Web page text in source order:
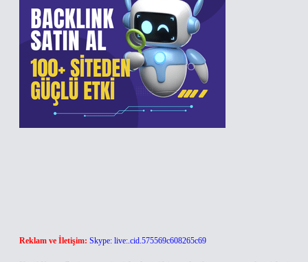
Reklam ve İletişim: Skype: live:.cid.575569c608265c69